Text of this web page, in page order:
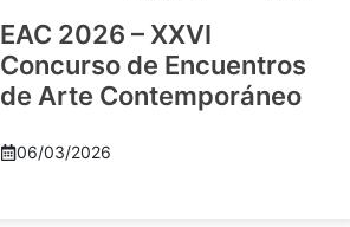
EAC 2026 – XXVI
Concurso de Encuentros
de Arte Contemporáneo
06/03/2026